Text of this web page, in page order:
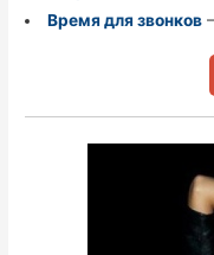
Время для звонков